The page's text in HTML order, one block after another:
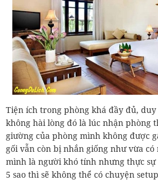
Tiện ích trong phòng khá đầy đủ,
không hài lòng đó là lúc nhận phòng
giường của phòng mình không được
gối vẫn còn bị nhắn giống như vừa có
mình là người khó tính nhưng thực
5 sao thì sẽ không thể có chuyện